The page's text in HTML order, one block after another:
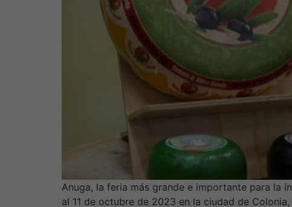
Anuga, la feria más grande e importante para la
al 11 de octubre de 2023 en la ciudad de Colonia,